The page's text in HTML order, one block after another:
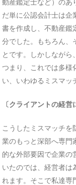
だ単に公認会計士は企
書を作成し、不動産鑑
分でした。もちろん、
とです。しかしながら
つまり、これでは多様
い、いわゆるミスマッ
〔クライアントの経営
こうしたミスマッチ
業のもっと深部へ専門
的な外部要因で企業の
いたのでは、経営者は
れます。そこで私達専